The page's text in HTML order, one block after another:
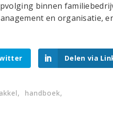
binnen
en organisatie,
Delen via
handboek